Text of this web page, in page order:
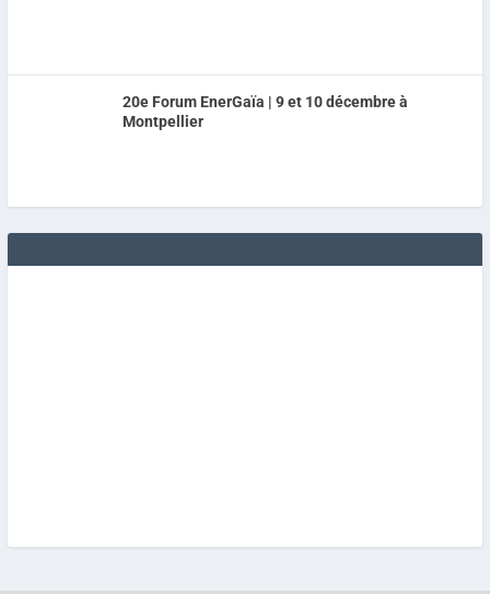
20e Forum EnerGaïa | 9 et 10 décembre à
Montpellier